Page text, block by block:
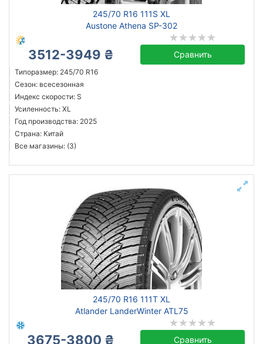
245/70 R16 111S XL
Austone Athena SP-302
3512-3949 ₴ Сравнить
Типоразмер: 245/70 R16
Сезон: всесезонная
Индекс скорости: S
Усиленность: XL
Год производства: 2025
Страна: Китай
Все магазины: (3)
245/70 R16 111T XL
Atlander LanderWinter ATL75
3675-3800 ₴ Сравнить